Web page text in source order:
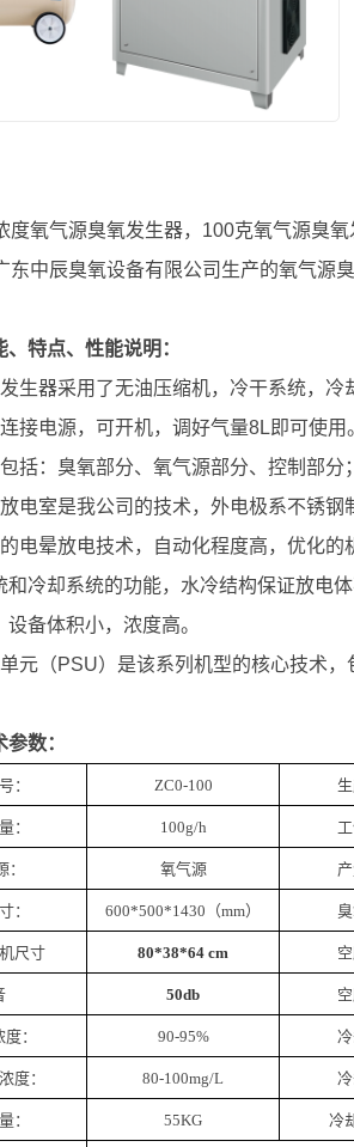
度氧气源臭氧发生器，100克氧气源臭
东中辰臭氧设备有限公司生产的氧气源
特点、性能说明：
生器采用了无油压缩机，冷干系统，
接电源，可开机， 调好气量8L即可使用
括：臭氧部分、氧气源部分、控制部分；
电室是我公司的技术，外电极系不锈钢
电晕放电技术，自动化程度高，优化
和冷却系统的功能，水冷结构保证放电
备体积小，浓度高。
元（PSU）是该系列机型的核心技术
数：
： ZC0-100
： 100g/h
： 氧气源
： 600*500*1430 （mm）
尺寸 80*38*64 cm
50db
： 90-95% 冷
度： 80-100mg/L 冷
： 55KG 冷